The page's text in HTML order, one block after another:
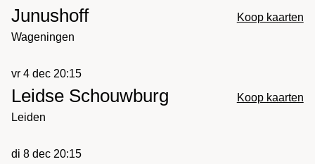
Junushoff
Wageningen
Koop kaarten
vr 4 dec 20:15
Leidse Schouwburg
Leiden
Koop kaarten
di 8 dec 20:15